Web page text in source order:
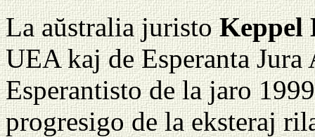
La aŭstralia juristoKeppel
UEA kaj de Esperanta
Esperantisto de la jaro
progresigo de la eksteraj